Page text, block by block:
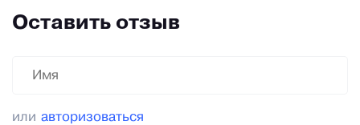
Оставить отзыв
или авторизоваться